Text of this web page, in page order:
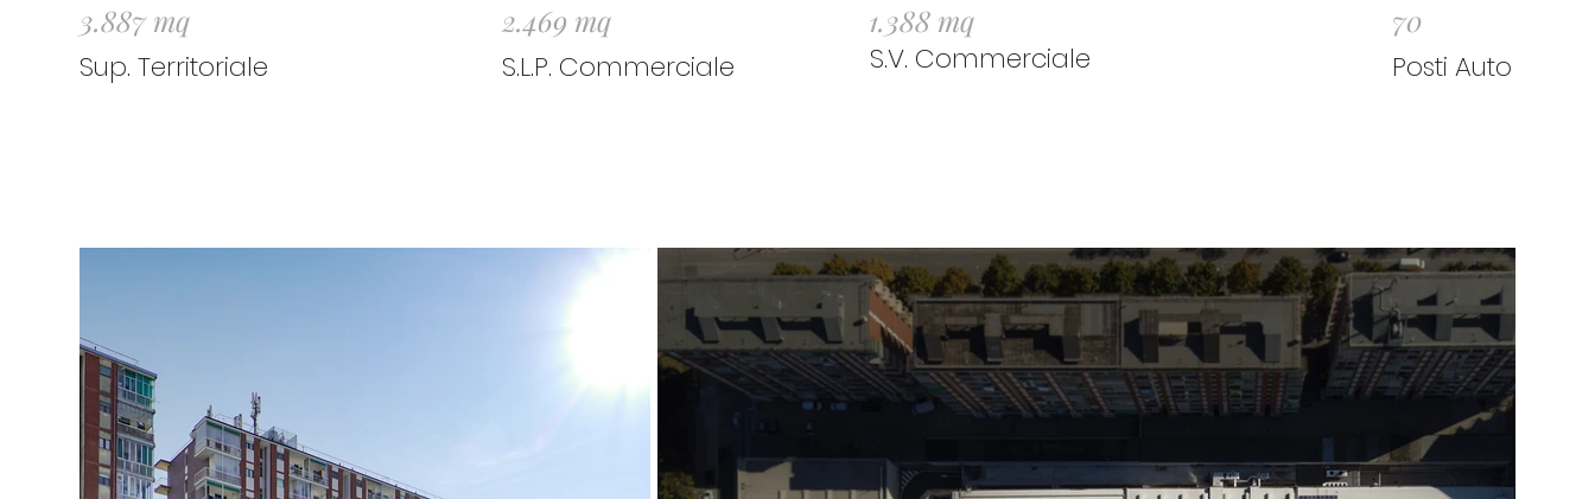
3.887 mq
Sup. Territoriale
2.469 mq
S.L.P. Commerciale
1.388 mq
S.V. Commerciale
70
Posti Auto